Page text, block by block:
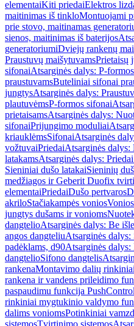
elementaiKiti priedaiElektros
maitinimas iš tinkloMontuojami
prie stovo, maitinamas
sienos, maitinimas iš baterijos
generatoriumiDviejų rankenų
Praustuvų maišytuvamsPrietaisų
sifonaiAtsarginės dalys: P-
praustuvamsButeliniai sifonai
jungtysAtsarginės dalys:
plautuvėmsP-formos sifonai
prietaisamsAtsarginės dalys:
sifonaiPrijungimo moduliai
kriauklėmsSifonaiAtsarginės
vožtuvaiPriedaiAtsarginės dalys:
latakamsAtsarginės dalys:
Sieniniai dušo latakaiSieninių
medžiagos ir Geberit Duofix
elementaiPriedaiDušo pertvaros
akriloStačiakampės vonios
jungtys dušams ir vonioms
dangtelioAtsarginės dalys: Be
angos dangteliuAtsarginės
padėklams, d90Atsarginės
dangtelioSifono dangtelis
rankenaMontavimo dalių
rankena ir vandens prileidimo
paspaudimu funkcija PushControl
rinkiniai mygtukinio valdymo
dalims voniomsPotinkiniai
sistemosTvirtinimo sistemos